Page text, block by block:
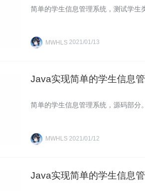
简单的学生信息管理系统，测试学生
MWHLS 2021/01/13
Java实现简单的学生信息
简单的学生信息管理系统，源码部分。
MWHLS 2021/01/12
Java实现简单的学生信息